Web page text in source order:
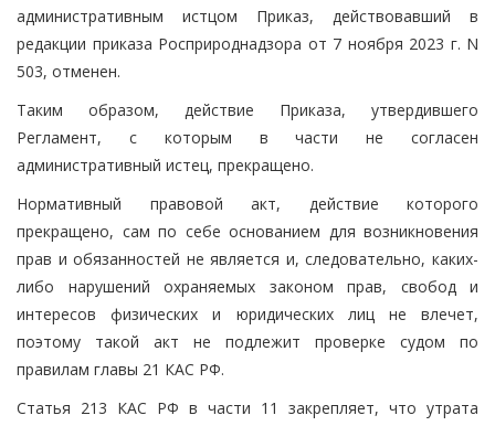
административным истцом Приказ, действовавший в
редакции приказа Росприроднадзора от 7 ноября 2023 г. N
503, отменен.
Таким образом, действие Приказа, утвердившего
Регламент, с которым в части не согласен
административный истец, прекращено.
Нормативный правовой акт, действие которого
прекращено, сам по себе основанием для возникновения
прав и обязанностей не является и, следовательно, каких-
либо нарушений охраняемых законом прав, свобод и
интересов физических и юридических лиц не влечет,
поэтому такой акт не подлежит проверке судом по
правилам главы 21 КАС РФ.
Статья 213 КАС РФ в части 11 закрепляет, что утрата